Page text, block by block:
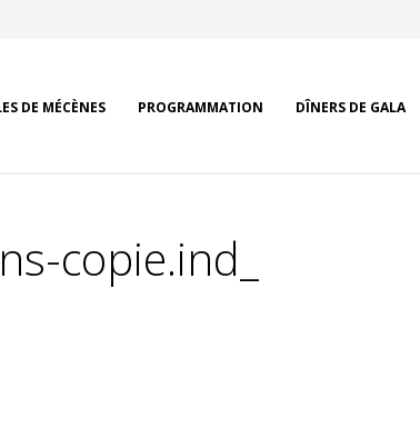
DE MÉCÈNES PROGRAMMATION DÎNERS DE GALA
copie.ind_